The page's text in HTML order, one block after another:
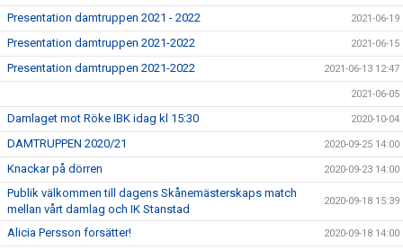
Presentation damtruppen 2021 - 2022 2021-06-19
Presentation damtruppen 2021-2022 2021-06-15
Presentation damtruppen 2021-2022 2021-06-13 12:47
2021-06-05
Damlaget mot Röke IBK idag kl 15:30 2020-10-04
DAMTRUPPEN 2020/21 2020-09-25 14:00
Knackar på dörren 2020-09-23 14:00
Publik välkommen till dagens Skånemästerskaps match
mellan vårt damlag och IK Stanstad
2020-09-18 15:39
Alicia Persson forsätter! 2020-09-18 14:00